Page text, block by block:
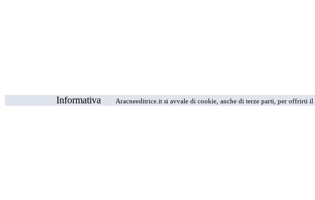
Informativa Aracneeditrice.it si avvale di cookie, anche di terze parti, per offrirti